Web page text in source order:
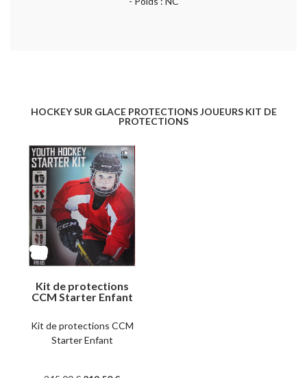
HOCKEY SUR GLACE PROTECTIONS JOUEURS KIT DE
PROTECTIONS
Kit de protections
CCM Starter Enfant
Kit de protections CCM
Starter Enfant